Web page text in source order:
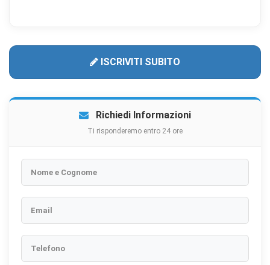
ISCRIVITI SUBITO
Richiedi Informazioni
Ti risponderemo entro 24 ore
Nome e Cognome
Email
Telefono